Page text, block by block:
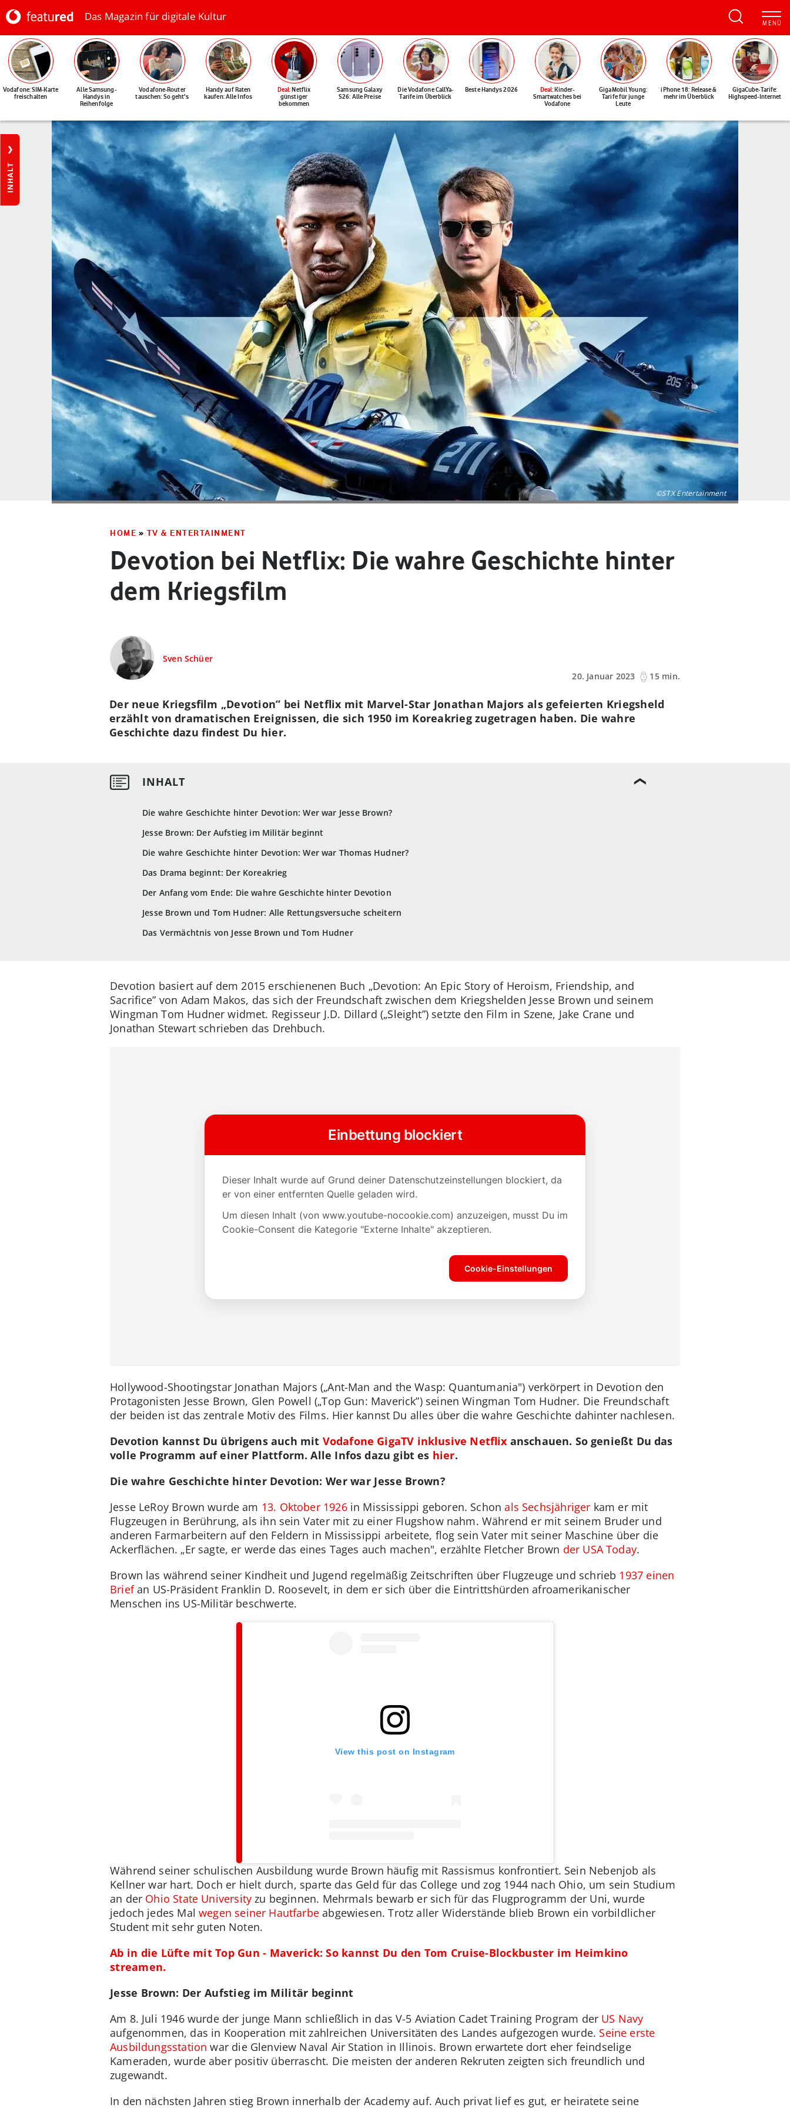
Das Magazin für digitale Kultur
Vodafone: SIM-Karte
freischalten
Alle Samsung-
Handys in
Reihenfolge
Vodafone-Router
tauschen: So geht's
Handy auf Raten
kaufen: Alle Infos
Deal: Netflix
günstiger
bekommen
Samsung Galaxy
S26: Alle Preise
Die Vodafone CallYa-
Tarife im Überblick
Beste Handys 2026 Deal: Kinder-
Smartwatches bei
Vodafone
GigaMobil Young:
Tarife für junge
Leute
iPhone 18: Release &
mehr im Überblick
GigaCube-Tarife:
Highspeed-Internet
INHALT
©STX Entertainment
HOME » TV & ENTERTAINMENT
Devotion bei Netflix: Die wahre Geschichte hinter
dem Kriegsfilm
Sven Schüer
20. Januar 2023
15 min.
Die wahre Geschichte hinter Devotion: Wer war Jesse Brown?
Jesse Brown: Der Aufstieg im Militär beginnt
Die wahre Geschichte hinter Devotion: Wer war Thomas Hudner?
Das Drama beginnt: Der Koreakrieg
Der Anfang vom Ende: Die wahre Geschichte hinter Devotion
Jesse Brown und Tom Hudner: Alle Rettungsversuche scheitern
Das Vermächtnis von Jesse Brown und Tom Hudner
Der neue Kriegsfilm „Devotion” bei Netflix mit Marvel-Star Jonathan Majors als gefeierten Kriegsheld
erzählt von dramatischen Ereignissen, die sich 1950 im Koreakrieg zugetragen haben. Die wahre
Geschichte dazu findest Du hier.
Devotion basiert auf dem 2015 erschienenen Buch „Devotion: An Epic Story of Heroism, Friendship, and
Sacrifice” von Adam Makos, das sich der Freundschaft zwischen dem Kriegshelden Jesse Brown und seinem
Wingman Tom Hudner widmet. Regisseur J.D. Dillard („Sleight”) setzte den Film in Szene, Jake Crane und
Jonathan Stewart schrieben das Drehbuch.
Hollywood-Shootingstar Jonathan Majors („Ant-Man and the Wasp: Quantumania") verkörpert in Devotion den
Protagonisten Jesse Brown, Glen Powell („Top Gun: Maverick”) seinen Wingman Tom Hudner. Die Freundschaft
der beiden ist das zentrale Motiv des Films. Hier kannst Du alles über die wahre Geschichte dahinter nachlesen.
Devotion kannst Du übrigens auch mit Vodafone GigaTV inklusive Netflix anschauen. So genießt Du das
volle Programm auf einer Plattform. Alle Infos dazu gibt es hier.
Die wahre Geschichte hinter Devotion: Wer war Jesse Brown?
Jesse LeRoy Brown wurde am 13. Oktober 1926in Mississippi geboren. Schonals Sechsjähriger kam er mit
Flugzeugen in Berührung, als ihn sein Vater mit zu einer Flugshow nahm. Während er mit seinem Bruder und
anderen Farmarbeitern auf den Feldern in Mississippi arbeitete, flog sein Vater mit seiner Maschine über die
Ackerflächen. „Er sagte, er werde das eines Tages auch machen", erzählte Fletcher Brown der USA Today.
Brown las während seiner Kindheit und Jugend regelmäßig Zeitschriften über Flugzeuge und schrieb 1937 einen
Briefan US-Präsident Franklin D. Roosevelt, in dem er sich über die Eintrittshürden afroamerikanischer
Menschen ins US-Militär beschwerte.
View this post on Instagram
Während seiner schulischen Ausbildung wurde Brown häufig mit Rassismus konfrontiert. Sein Nebenjob als
Kellner war hart. Doch er hielt durch, sparte das Geld für das College und zog 1944 nach Ohio, um sein Studium
an der Ohio State University zu beginnen. Mehrmals bewarb er sich für das Flugprogramm der Uni, wurde
jedoch jedes Malwegen seiner Hautfarbe abgewiesen. Trotz aller Widerstände blieb Brown ein vorbildlicher
Student mit sehr guten Noten.
Ab in die Lüfte mit Top Gun - Maverick: So kannst Du den Tom Cruise-Blockbuster im Heimkino
streamen.
Jesse Brown: Der Aufstieg im Militär beginnt
Am 8. Juli 1946 wurde der junge Mann schließlich in das V-5 Aviation Cadet Training Program der US Navy
aufgenommen, das in Kooperation mit zahlreichen Universitäten des Landes aufgezogen wurde. Seine erste
Ausbildungsstation war die Glenview Naval Air Station in Illinois. Brown erwartete dort eher feindselige
Kameraden, wurde aber positiv überrascht. Die meisten der anderen Rekruten zeigten sich freundlich und
zugewandt.
In den nächsten Jahren stieg Brown innerhalb der Academy auf. Auch privat lief es gut, er heiratete seine